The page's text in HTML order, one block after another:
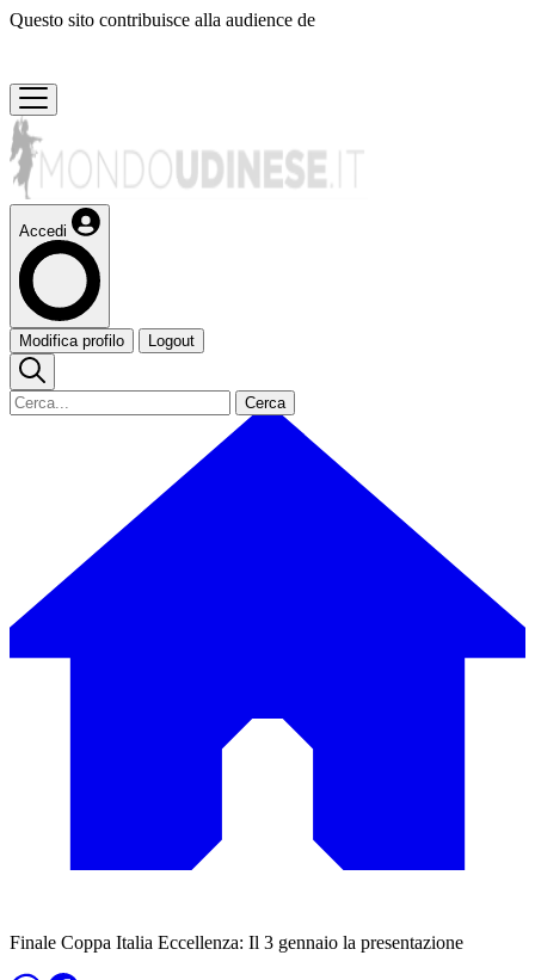
Questo sito contribuisce alla audience de
Accedi
Modifica profilo Logout
Cerca
Finale Coppa Italia Eccellenza: Il 3 gennaio la presentazione